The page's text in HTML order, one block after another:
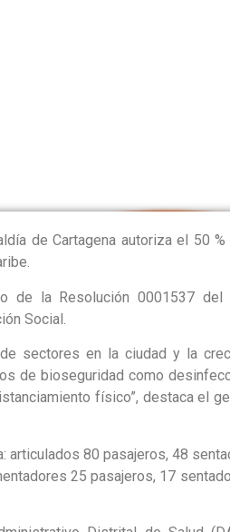
de Cartagena autoriza el 50 %
de la Resolución 0001537 del
Social.
sectores en la ciudad y la
de bioseguridad como
físico”, destaca el
articulados 80 pasajeros, 48
25 pasajeros, 17